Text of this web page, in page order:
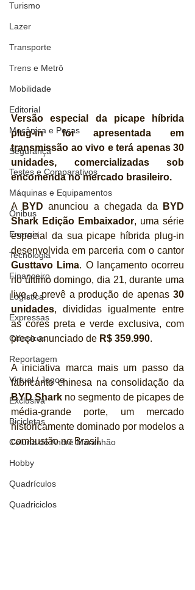
Turismo
Lazer
Transporte
Trens e Metrô
Mobilidade
Editorial
Mecânica e Peças
Segurança
Testes e Comparativos
Máquinas e Equipamentos
Ônibus
Energia
Tecnologia
Financeiro
Logística
Expressas
Clássicos
Reportagem
Virtual / Jogos
Exclusiva
Bicicletas
Coluna de André Maranhão
Hobby
Quadrículos
Quadriciclos
Versão especial da picape híbrida
plug-in foi apresentada em
transmissão ao vivo e terá apenas 30
unidades, comercializadas sob
encomenda no mercado brasileiro.
A BYD anunciou a chegada da
BYD
Shark Edição Embaixador, uma série
especial da sua picape híbrida plug-in
Gusttavo Lima. O lançamento ocorreu
no último domingo, dia 21, durante uma
live, e prevê a produção de apenas 30
unidades, divididas igualmente entre
as cores preta e verde exclusiva, com
preço anunciado de R$ 359.990.
A iniciativa marca mais um passo da
BYD Shark no segmento de picapes de
média-grande porte, um mercado
historicamente dominado por modelos a
combustão no Brasil.